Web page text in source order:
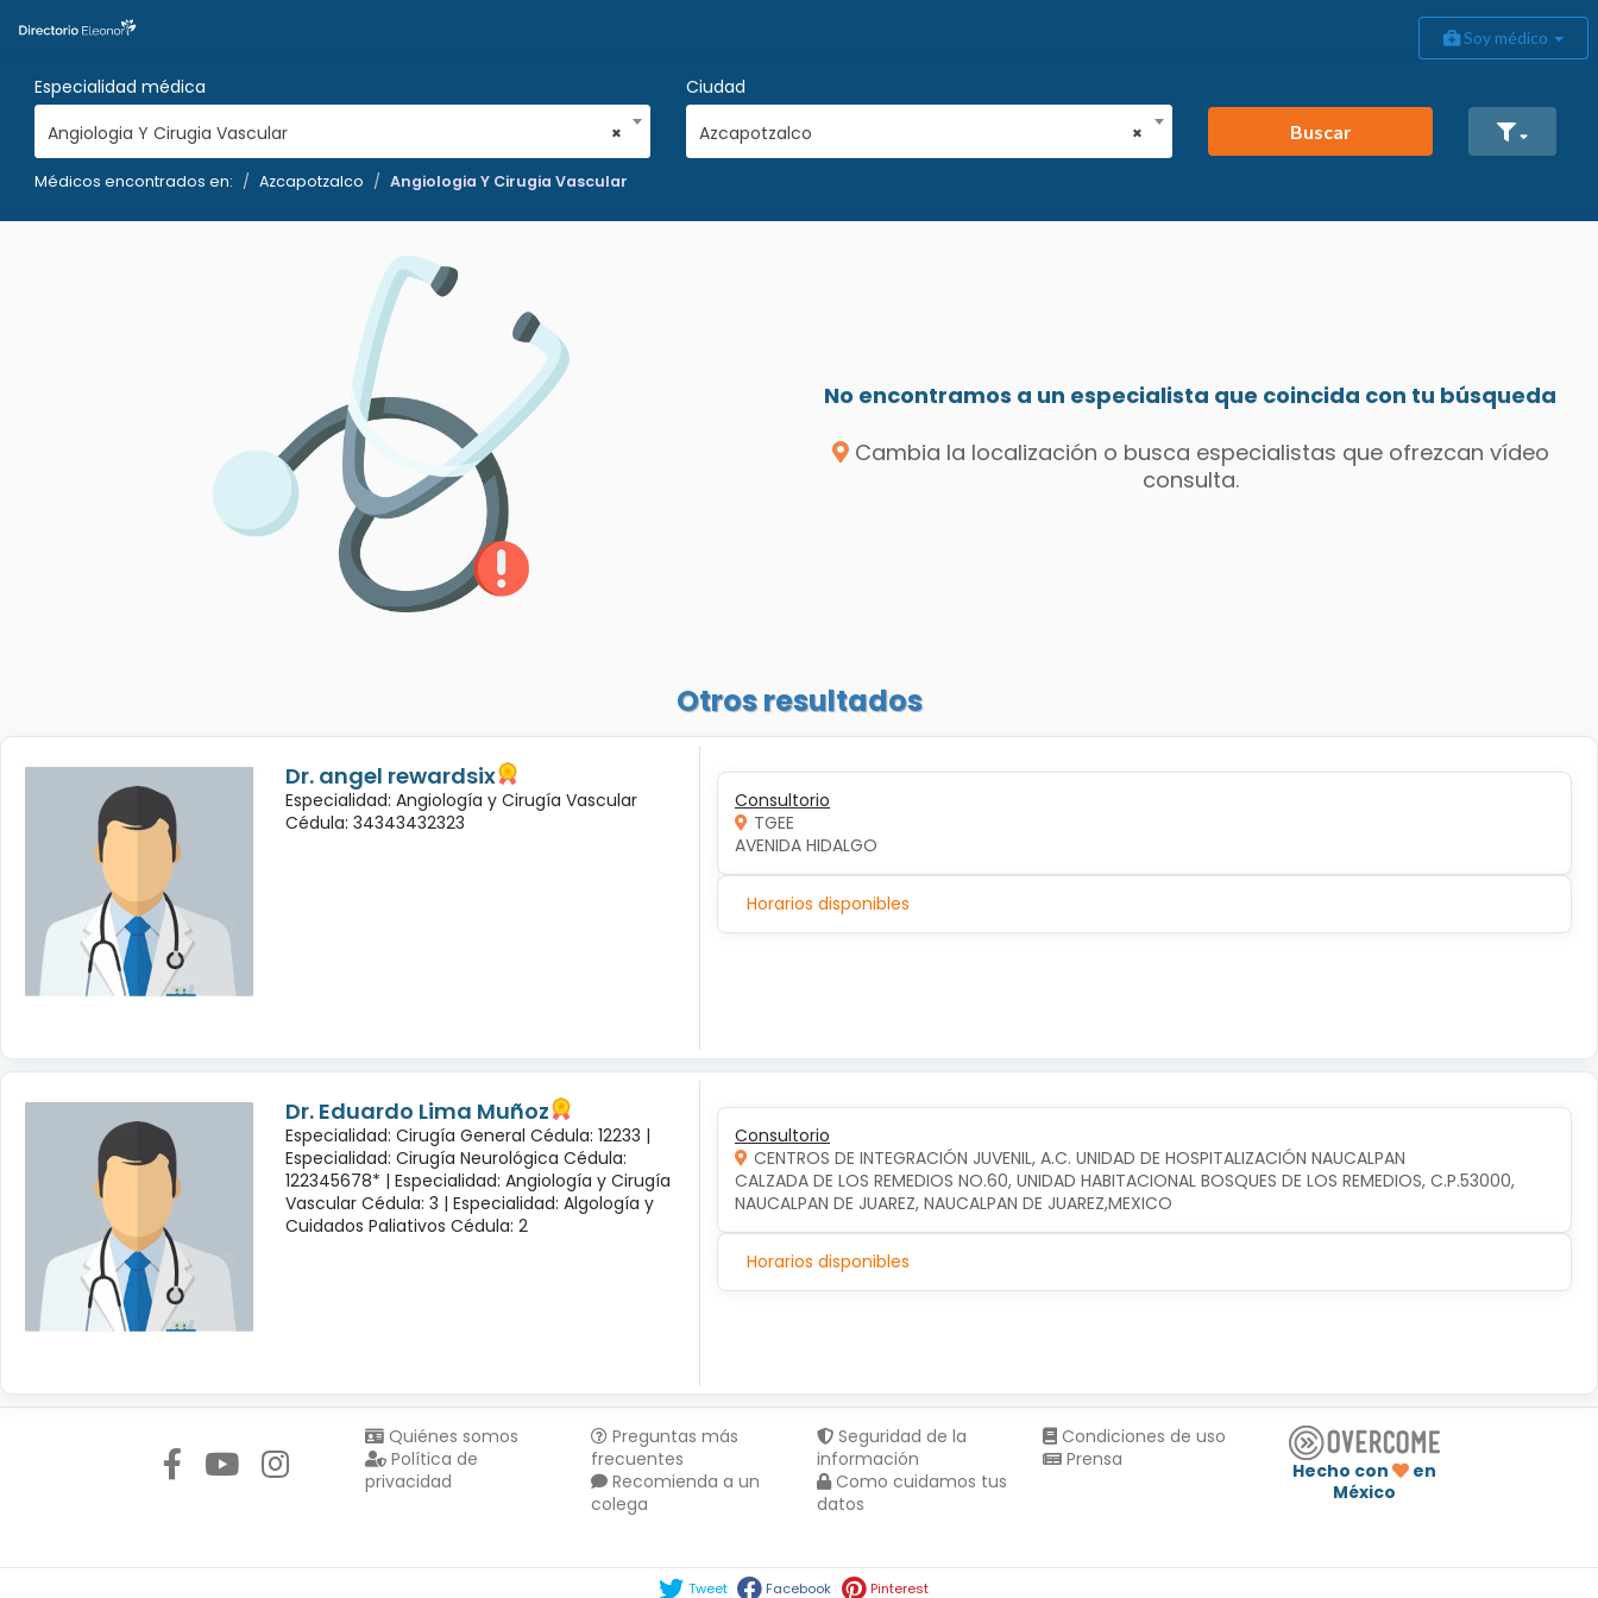
Soy médico
Especialidad médica
×
Angiologia Y Cirugia Vascular
Ciudad
×
Azcapotzalco Buscar
Médicos encontrados en: Azcapotzalco Angiologia Y Cirugia Vascular
No encontramos a un especialista que coincida con tu búsqueda
Cambia la localización o busca especialistas que ofrezcan vídeo
consulta.
Otros resultados
Dr. angel rewardsix
Especialidad: Angiología y Cirugía Vascular
Cédula: 34343432323
Consultorio
TGEE
AVENIDA HIDALGO
Horarios disponibles
Dr. Eduardo Lima Muñoz
Especialidad: Cirugía General Cédula: 12233 |
Especialidad: Cirugía Neurológica Cédula:
122345678* | Especialidad: Angiología y Cirugía
Vascular Cédula: 3 | Especialidad: Algología y
Cuidados Paliativos Cédula: 2
Consultorio
CENTROS DE INTEGRACIÓN JUVENIL, A.C. UNIDAD DE HOSPITALIZACIÓN NAUCALPAN
CALZADA DE LOS REMEDIOS NO.60, UNIDAD HABITACIONAL BOSQUES DE LOS REMEDIOS, C.P.53000,
NAUCALPAN DE JUAREZ, NAUCALPAN DE JUAREZ,MEXICO
Horarios disponibles
Quiénes somos
Política de
privacidad
Preguntas más
frecuentes
Recomienda a un
colega
Seguridad de la
información
Como cuidamos tus
datos
Condiciones de uso
Prensa
Hecho con
en
México
Tweet Facebook Pinterest